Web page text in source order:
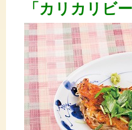
「カリカリビ